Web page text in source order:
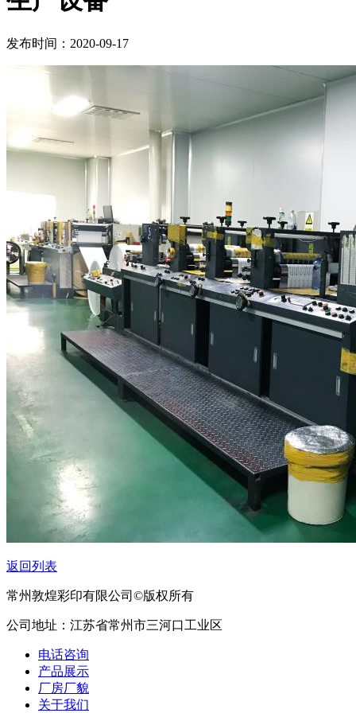
发布时间：2020-09-17
返回列表
常州敦煌彩印有限公司©版权所有
公司地址：江苏省常州市三河口工业区
电话咨询
产品展示
厂房厂貌
关于我们